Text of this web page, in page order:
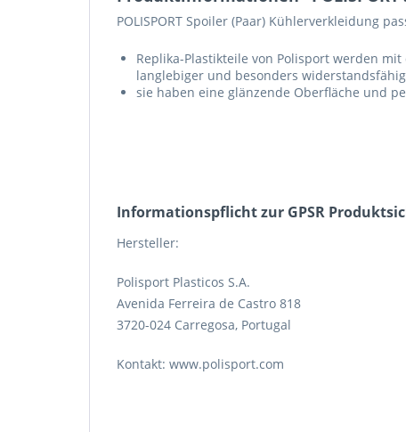
POLISPORT Spoiler (Paar) Kühlerverkleidung
Replika-Plastikteile von Polisport werden
langlebiger und besonders
sie haben eine glänzende Oberfläche und
Informations­pflicht zur GPSR
Hersteller:
Polisport Plasticos S.A.
Avenida Ferreira de Castro 818
3720-024 Carregosa, Portugal
Kontakt: www.polisport.com